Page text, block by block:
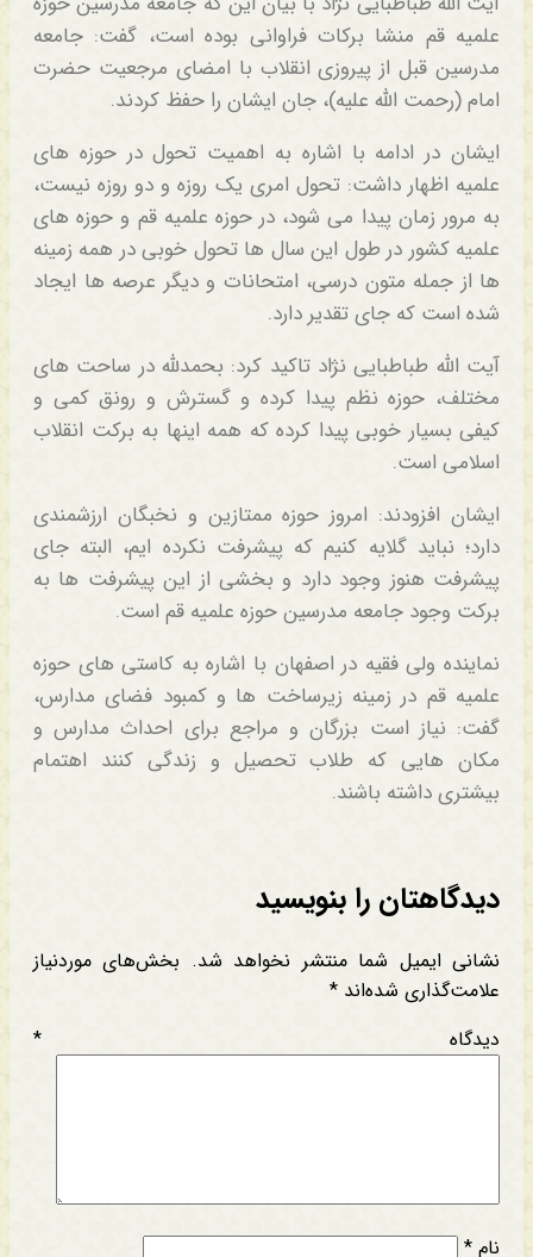
علمیه قم منشا برکات فراوانی بوده است، گفت: جامعه
مدرسین قبل از پیروزی انقلاب با امضای مرجعیت حضرت
امام (رحمت الله علیه)، جان ایشان را حفظ کردند.
ایشان در ادامه با اشاره به اهمیت تحول در حوزه های
علمیه اظهار داشت: تحول امری یک روزه و دو روزه نیست،
به مرور زمان پیدا می شود، در حوزه علمیه قم و حوزه های
علمیه کشور در طول این سال ها تحول خوبی در همه زمینه
ها از جمله متون درسی، امتحانات و دیگر عرصه ها ایجاد
شده است که جای تقدیر دارد.
آیت الله طباطبایی نژاد تاکید کرد: بحمدلله در ساحت های
مختلف، حوزه نظم پیدا کرده و گسترش و رونق کمی و
کیفی بسیار خوبی پیدا کرده که همه اینها به برکت انقلاب
اسلامی است.
ایشان افزودند: امروز حوزه ممتازین و نخبگان ارزشمندی
دارد؛ نباید گلایه کنیم که پیشرفت نکرده ایم، البته جای
پیشرفت هنوز وجود دارد و بخشی از این پیشرفت ها به
برکت وجود جامعه مدرسین حوزه علمیه قم است.
نماینده ولی فقیه در اصفهان با اشاره به کاستی های حوزه
علمیه قم در زمینه زیرساخت ها و کمبود فضای مدارس،
گفت: نیاز است بزرگان و مراجع برای احداث مدارس و
مکان هایی که طلاب تحصیل و زندگی کنند اهتمام
بیشتری داشته باشند.
دیدگاهتان را بنویسید
نشانی ایمیل شما منتشر نخواهد شد. بخش‌های موردنیاز
علامت‌گذاری شده‌اند *
دیدگاه *
نام *